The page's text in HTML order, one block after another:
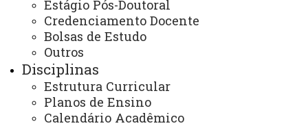
Estágio Pós-Doutoral
Credenciamento Docente
Bolsas de Estudo
Outros
Disciplinas
Estrutura Curricular
Planos de Ensino
Calendário Acadêmico
Pós-Graduação em Educação – nível de Mestrado/PPGE
- Conselho Universitário – COU
- Resolução nº 076/2006-COU, de 21 de setembro de
2006 - aprovou a criação, do Programa de Pós-
Graduação stricto sensu em Educação - nível de
Mestrado. - Resolução Nº 097/2017-COU, de 14 de